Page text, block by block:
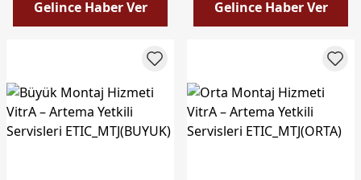
Gelince Haber Ver Gelince Haber Ver